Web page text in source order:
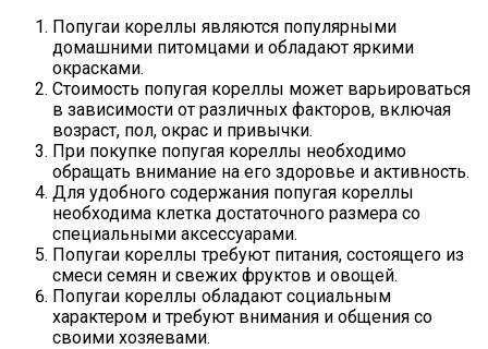
Попугаи кореллы являются популярными
домашними питомцами и обладают яркими
окрасками.
Стоимость попугая кореллы может варьироваться
в зависимости от различных факторов, включая
возраст, пол, окрас и привычки.
При покупке попугая кореллы необходимо
обращать внимание на его здоровье и активность.
Для удобного содержания попугая кореллы
необходима клетка достаточного размера со
специальными аксессуарами.
Попугаи кореллы требуют питания, состоящего из
смеси семян и свежих фруктов и овощей.
Попугаи кореллы обладают социальным
характером и требуют внимания и общения со
своими хозяевами.